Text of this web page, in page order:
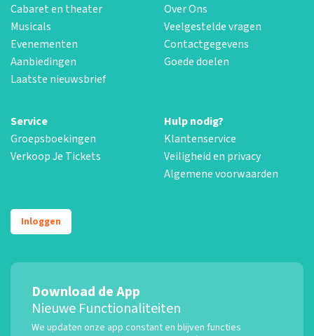
Cabaret en theater
Musicals
Evenementen
Aanbiedingen
Laatste nieuwsbrief
Over Ons
Veelgestelde vragen
Contactgegevens
Goede doelen
Service
Groepsboekingen
Verkoop Je Tickets
Hulp nodig?
Klantenservice
Veiligheid en privacy
Algemene voorwaarden
Inloggen
Download de App
Nieuwe Functionaliteiten
We updaten onze app constant en blijven functies